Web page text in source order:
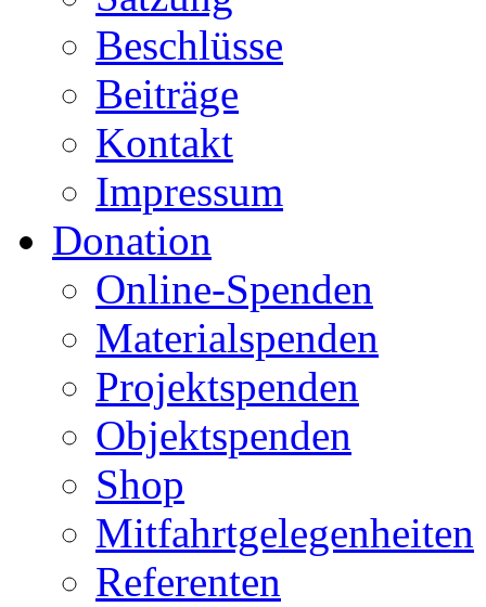
Beschlüsse
Beiträge
Kontakt
Impressum
Donation
Online-Spenden
Materialspenden
Projektspenden
Objektspenden
Shop
Mitfahrtgelegenheiten
Referenten